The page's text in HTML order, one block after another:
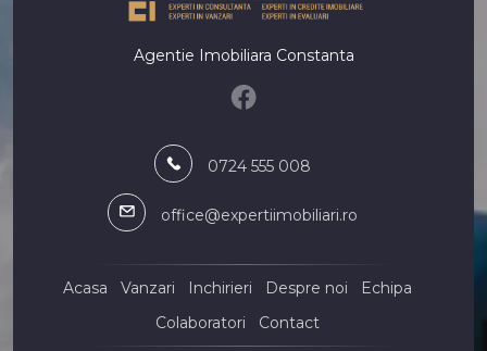
Spatii birouri de inchiriat in Constanta Coiciu
Spatii birouri de inchiriat in Constanta Tomis II
Spatii birouri de inchiriat in Constanta City Park Mall
Spatii comerciale de inchiriat
Spatii comerciale de inchiriat in Constanta
Spatii comerciale de inchiriat in Constanta Delfinariu
Spatii comerciale de inchiriat in Constanta Tomis Nord
Spatii comerciale de inchiriat in Constanta ICIL
Spatii comerciale de inchiriat in Constanta Zona Industriala
Spatii comerciale de inchiriat in Constanta Faleza Nord
Agentie Imobiliara Constanta
0724 555 008
office@expertiimobiliari.ro
Acasa Vanzari Inchirieri Despre noi
Echipa
Colaboratori
Contact